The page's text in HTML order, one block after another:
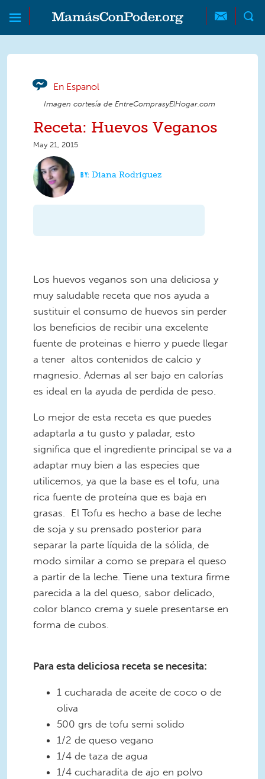
Skip to main content
Skip to main content
MamásConPoder
En Espanol
Imagen cortesía de EntreComprasyElHogar.com
Receta: Huevos Veganos
May 21, 2015
Diana Rodriguez
Los huevos veganos son una deliciosa y
muy saludable receta que nos ayuda a
sustituir el consumo de huevos sin perder
los beneficios de recibir una excelente
fuente de proteinas e hierro y puede llegar
a tener altos contenidos de calcio y
magnesio. Ademas al ser bajo en calorías
es ideal en la ayuda de perdida de peso.
Lo mejor de esta receta es que puedes
adaptarla a tu gusto y paladar, esto
significa que el ingrediente principal se va a
adaptar muy bien a las especies que
utilicemos, ya que la base es el tofu, una
rica fuente de proteína que es baja en
grasas. El Tofu es hecho a base de leche
de soja y su prensado posterior para
separar la parte líquida de la sólida, de
modo similar a como se prepara el queso
a partir de la leche. Tiene una textura firme
parecida a la del queso, sabor delicado,
color blanco crema y suele presentarse en
forma de cubos.
veganos_momsrising.org(1).jpg
Para esta deliciosa receta se necesita:
1 cucharada de aceite de coco o de
oliva
500 grs de tofu semi solido
1/2 de queso vegano
1/4 de taza de agua
1/4 cucharadita de ajo en polvo